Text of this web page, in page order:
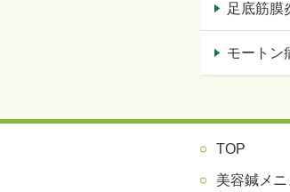
足底筋膜
モートン
TOP
美容鍼メニ